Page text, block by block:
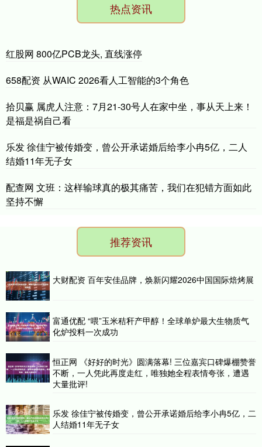
热点资讯
红股网 800亿PCB龙头, 直线涨停
658配资 从WAIC 2026看人工智能的3个角色
拾贝赢 属虎人注意：7月21-30号人在家中坐，事从天上来！
是福是祸自己看
乐发 徐佳宁被传婚变，曾公开承诺婚后给李小冉5亿，二人
结婚11年无子女
配查网 文班：这样输球真的极其痛苦，我们在犯错方面如此
坚持不懈
推荐资讯
大财配资 百年安佳品牌，焕新闪耀2026中国国际焙烤展
富通优配 “喂”玉米秸秆产甲醇！全球单炉最大生物质气
化炉投料一次成功
恒正网 《好好的时光》圆满落幕! 三位嘉宾口碑爆棚赞誉
不断，一人凭此再度走红，唯独她全程表情夸张，遭遇
大量批评!
乐发 徐佳宁被传婚变，曾公开承诺婚后给李小冉5亿，二
人结婚11年无子女